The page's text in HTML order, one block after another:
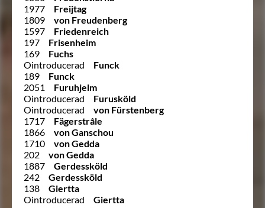
1977
Freijtag
1809
von Freudenberg
1597
Friedenreich
197
Frisenheim
169
Fuchs
Ointroducerad
Funck
189
Funck
2051
Furuhjelm
Ointroducerad
Furusköld
Ointroducerad
von Fürstenberg
1717
Fägerstråle
1866
von Ganschou
1710
von Gedda
202
von Gedda
1887
Gerdessköld
242
Gerdessköld
138
Giertta
Ointroducerad
Giertta